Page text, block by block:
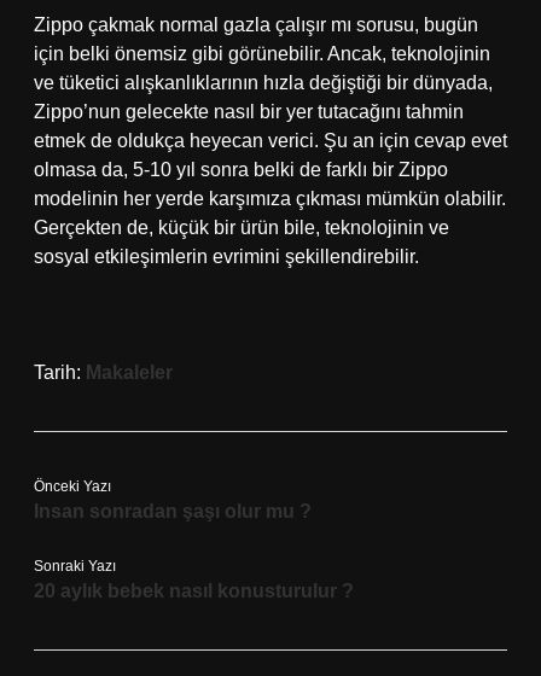
Zippo çakmak normal gazla çalışır mı sorusu, bugün
için belki önemsiz gibi görünebilir. Ancak, teknolojinin
ve tüketici alışkanlıklarının hızla değiştiği bir dünyada,
Zippo’nun gelecekte nasıl bir yer tutacağını tahmin
etmek de oldukça heyecan verici. Şu an için cevap evet
olmasa da, 5-10 yıl sonra belki de farklı bir Zippo
modelinin her yerde karşımıza çıkması mümkün olabilir.
Gerçekten de, küçük bir ürün bile, teknolojinin ve
sosyal etkileşimlerin evrimini şekillendirebilir.
Tarih: Makaleler
Önceki Yazı
Insan sonradan şaşı olur mu ?
Sonraki Yazı
20 aylık bebek nasıl konusturulur ?